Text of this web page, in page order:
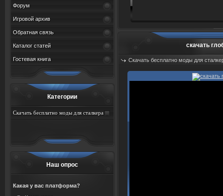
Форум
Игровой архив
Обратная связь
Каталог статей
Гостевая книга
Категории
Скачать бесплатно моды для сталкера
Наш опрос
Какая у вас платформа?
скачать
Скачать бесплатно моды для
Добавил:sah767 Дата: 07.08.2026